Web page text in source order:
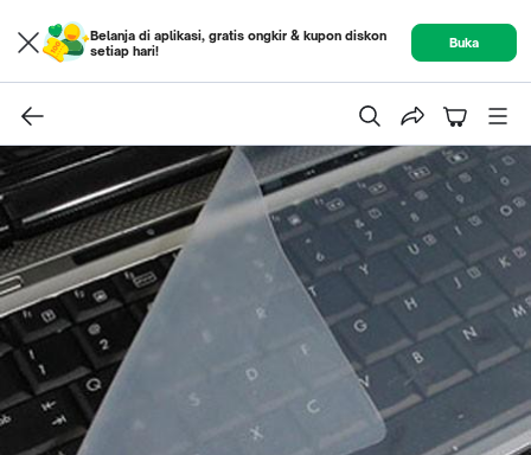
Belanja di aplikasi, gratis ongkir & kupon diskon
setiap hari!
Buka